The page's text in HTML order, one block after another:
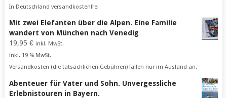
In Deutschland versandkostenfrei
Mit zwei Elefanten über die Alpen. Eine Familie
wandert von München nach Venedig
19,95 € inkl. MwSt.
inkl. 19 % MwSt.
Versandkosten (die tatsächlichen Gebühren) fallen nur im Ausland an.
Abenteuer für Vater und Sohn. Unvergessliche
Erlebnistouren in Bayern.